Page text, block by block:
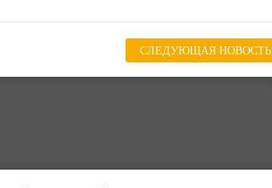
СЛЕДУЮЩАЯ НОВОСТЬ